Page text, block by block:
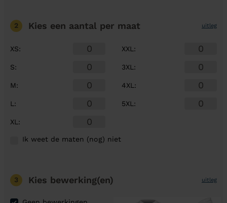
2 Kies een aantal per maat uitleg
XS:
S:
M:
L :
XL :
XXL :
3XL :
4XL :
5XL :
Ik weet de maten (nog) niet
3 Kies bewerking(en) uitleg